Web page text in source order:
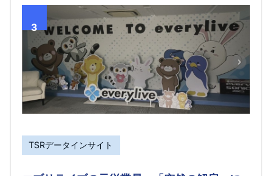
3
TSRデータインサイト